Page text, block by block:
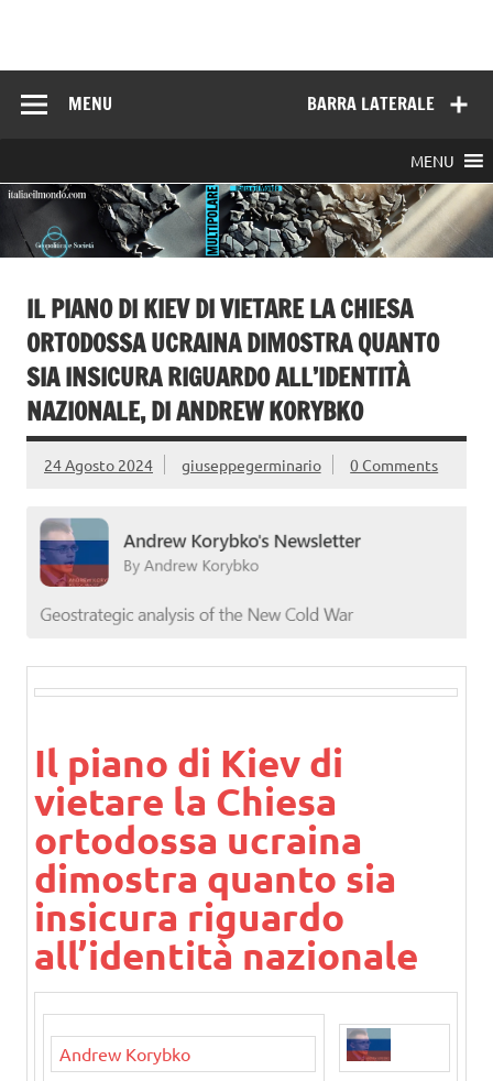
BARRA LATERALE
MENU
MENU
IL PIANO DI KIEV DI VIETARE LA CHIESA
ORTODOSSA UCRAINA DIMOSTRA QUANTO
SIA INSICURA RIGUARDO ALL’IDENTITÀ
NAZIONALE, DI ANDREW KORYBKO
24 Agosto 2024 giuseppegerminario 0 Comments
Il piano di Kiev di
vietare la Chiesa
ortodossa ucraina
dimostra quanto sia
insicura riguardo
all’identità nazionale
Andrew Korybko